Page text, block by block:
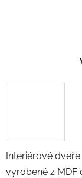
Interiérové dveře
vyrobené z MDF